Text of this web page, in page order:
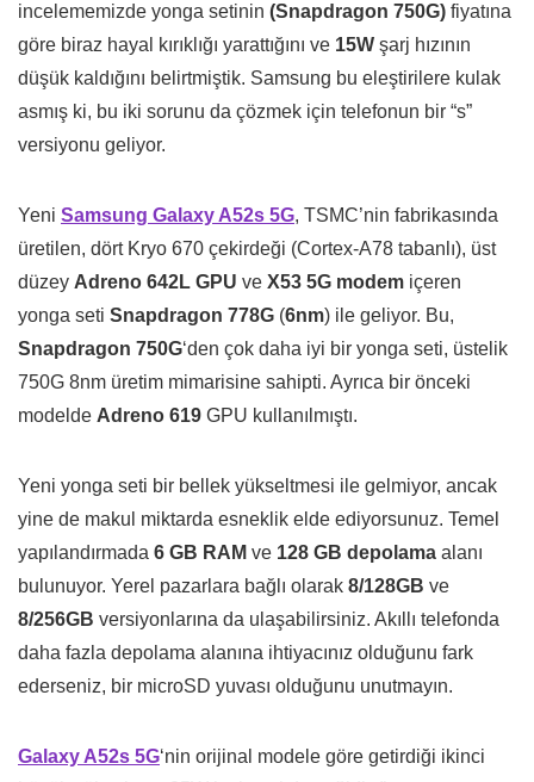
incelememizde yonga setinin (Snapdragon 750G) fiyatına
göre biraz hayal kırıklığı yarattığını ve 15W şarj hızının
düşük kaldığını belirtmiştik. Samsung bu eleştirilere kulak
asmış ki, bu iki sorunu da çözmek için telefonun bir “s”
versiyonu geliyor.
Yeni Samsung Galaxy A52s 5G, TSMC’nin fabrikasında
üretilen, dört Kryo 670 çekirdeği (Cortex-A78 tabanlı), üst
düzey Adreno 642L GPU ve X53 5G modem içeren
yonga seti Snapdragon 778G (6nm) ile geliyor. Bu,
Snapdragon 750G‘den çok daha iyi bir yonga seti, üstelik
750G 8nm üretim mimarisine sahipti. Ayrıca bir önceki
modelde Adreno 619 GPU kullanılmıştı.
Yeni yonga seti bir bellek yükseltmesi ile gelmiyor, ancak
yine de makul miktarda esneklik elde ediyorsunuz. Temel
yapılandırmada 6 GB RAM ve 128 GB depolama alanı
bulunuyor. Yerel pazarlara bağlı olarak 8/128GB ve
8/256GB versiyonlarına da ulaşabilirsiniz. Akıllı telefonda
daha fazla depolama alanına ihtiyacınız olduğunu fark
ederseniz, bir microSD yuvası olduğunu unutmayın.
Galaxy A52s 5G‘nin orijinal modele göre getirdiği ikinci